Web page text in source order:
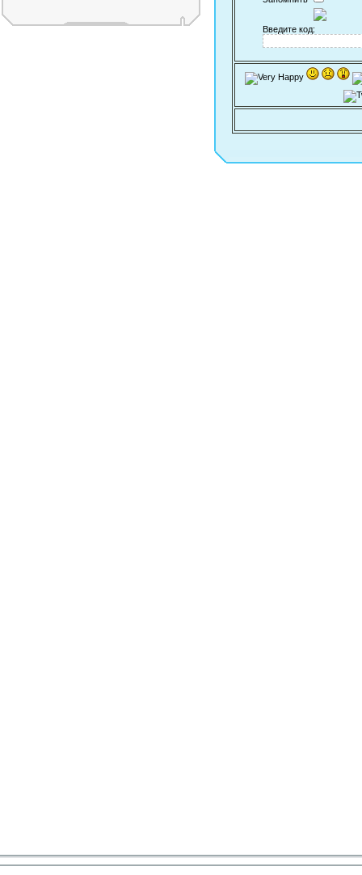
Введите код: